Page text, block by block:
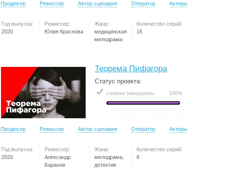
Продюсер Режиссер Автор сценария Оператор Актеры
Год выпуска:
2020
Режиссер:
Юлия Краснова
Жанр:
медицинская
мелодрама
Количество серий:
16
Теорема Пифагора
Статус проекта:
съемки завершены 100%
Продюсер Режиссер Автор сценария Оператор Актеры
Год выпуска:
2020
Режиссер:
Александр
Баранов
Жанр:
мелодрама,
детектив
Количество серий:
8